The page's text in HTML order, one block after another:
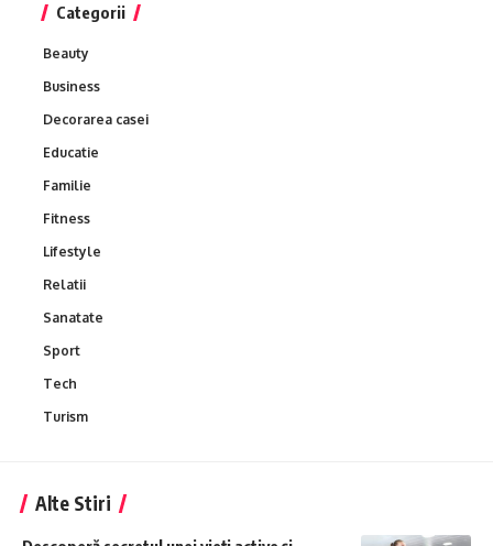
Categorii
Beauty
Business
Decorarea casei
Educatie
Familie
Fitness
Lifestyle
Relatii
Sanatate
Sport
Tech
Turism
Alte Stiri